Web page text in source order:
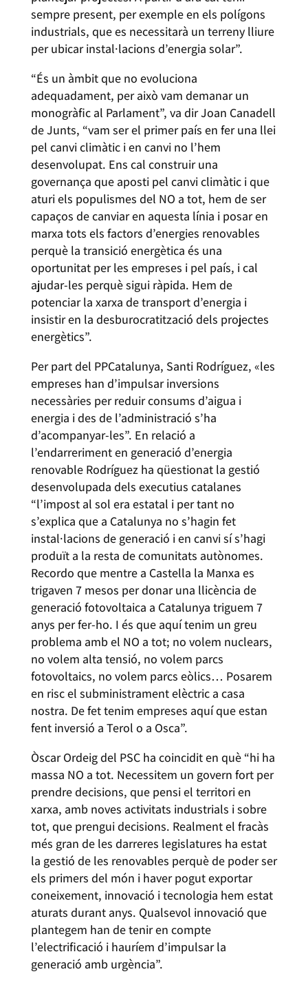
sempre present, per exemple en els polígons
industrials, que es necessitarà un terreny lliure
per ubicar instal·lacions d’energia solar”.
“És un àmbit que no evoluciona
adequadament, per això vam demanar un
monogràfic al Parlament”, va dir Joan Canadell
de Junts, “vam ser el primer país en fer una llei
pel canvi climàtic i en canvi no l’hem
desenvolupat. Ens cal construir una
governança que aposti pel canvi climàtic i que
aturi els populismes del NO a tot, hem de ser
capaços de canviar en aquesta línia i posar en
marxa tots els factors d’energies renovables
perquè la transició energètica és una
oportunitat per les empreses i pel país, i cal
ajudar-les perquè sigui ràpida. Hem de
potenciar la xarxa de transport d’energia i
insistir en la desburocratització dels projectes
energètics”.
Per part del PPCatalunya, Santi Rodríguez, «les
empreses han d’impulsar inversions
necessàries per reduir consums d’aigua i
energia i des de l’administració s’ha
d’acompanyar-les”. En relació a
l’endarreriment en generació d’energia
renovable Rodríguez ha qüestionat la gestió
desenvolupada dels executius catalanes
“l’impost al sol era estatal i per tant no
s’explica que a Catalunya no s’hagin fet
instal·lacions de generació i en canvi sí s’hagi
produït a la resta de comunitats autònomes.
Recordo que mentre a Castella la Manxa es
trigaven 7 mesos per donar una llicència de
generació fotovoltaica a Catalunya triguem 7
anys per fer-ho. I és que aquí tenim un greu
problema amb el NO a tot; no volem nuclears,
no volem alta tensió, no volem parcs
fotovoltaics, no volem parcs eòlics… Posarem
en risc el subministrament elèctric a casa
nostra. De fet tenim empreses aquí que estan
fent inversió a Terol o a Osca”.
Òscar Ordeig del PSC ha coincidit en què “hi ha
massa NO a tot. Necessitem un govern fort per
prendre decisions, que pensi el territori en
xarxa, amb noves activitats industrials i sobre
tot, que prengui decisions. Realment el fracàs
més gran de les darreres legislatures ha estat
la gestió de les renovables perquè de poder ser
els primers del món i haver pogut exportar
coneixement, innovació i tecnologia hem estat
aturats durant anys. Qualsevol innovació que
plantegem han de tenir en compte
l’electrificació i hauríem d’impulsar la
generació amb urgència”.